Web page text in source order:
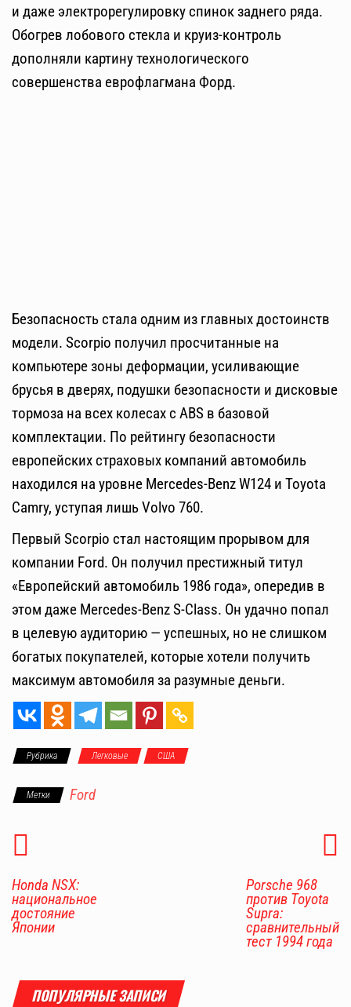
и даже электрорегулировку спинок заднего ряда.
Обогрев лобового стекла и круиз-контроль
дополняли картину технологического
совершенства еврофлагмана Форд.
Безопасность стала одним из главных достоинств
модели. Scorpio получил просчитанные на
компьютере зоны деформации, усиливающие
брусья в дверях, подушки безопасности и дисковые
тормоза на всех колесах с ABS в базовой
комплектации. По рейтингу безопасности
европейских страховых компаний автомобиль
находился на уровне Mercedes-Benz W124 и Toyota
Camry, уступая лишь Volvo 760.
Первый Scorpio стал настоящим прорывом для
компании Ford. Он получил престижный титул
«Европейский автомобиль 1986 года», опередив в
этом даже Mercedes-Benz S-Class. Он удачно попал
в целевую аудиторию — успешных, но не слишком
богатых покупателей, которые хотели получить
максимум автомобиля за разумные деньги.
Рубрика Легковые США
Метки Ford
Honda NSX:
национальное
достояние
Японии
Porsche 968
против Toyota
Supra:
сравнительный
тест 1994 года
ПОПУЛЯРНЫЕ ЗАПИСИ